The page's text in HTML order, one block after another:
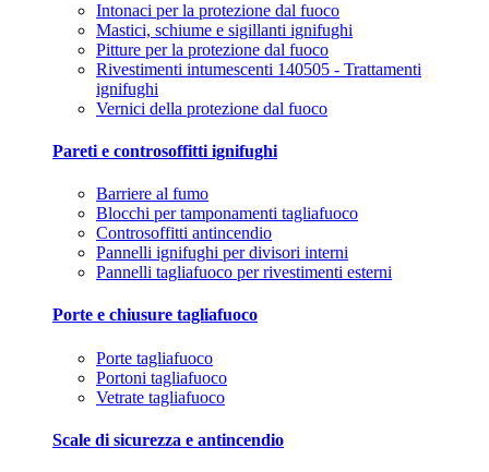
Intonaci per la protezione dal fuoco
Mastici, schiume e sigillanti ignifughi
Pitture per la protezione dal fuoco
Rivestimenti intumescenti 140505 - Trattamenti
ignifughi
Vernici della protezione dal fuoco
Pareti e controsoffitti ignifughi
Barriere al fumo
Blocchi per tamponamenti tagliafuoco
Controsoffitti antincendio
Pannelli ignifughi per divisori interni
Pannelli tagliafuoco per rivestimenti esterni
Porte e chiusure tagliafuoco
Porte tagliafuoco
Portoni tagliafuoco
Vetrate tagliafuoco
Scale di sicurezza e antincendio